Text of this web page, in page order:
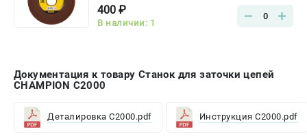
400 ₽
В наличии: 1
0
Документация к товару Станок для заточки цепей
CHAMPION C2000
Деталировка C2000.pdf Инструкция C2000.pdf